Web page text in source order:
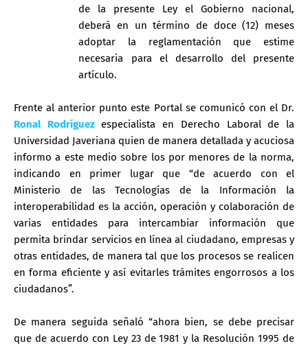
de la presente Ley el Gobierno nacional,
deberá en un término de doce (12) meses
adoptar la reglamentación que estime
necesaria para el desarrollo del presente
artículo.
Frente al anterior punto este Portal se comunicó con el Dr.
Ronal Rodríguezespecialista en Derecho Laboral de la
Universidad Javeriana quien de manera detallada y acuciosa
informo a este medio sobre los por menores de la norma,
indicando en primer lugar que “de acuerdo con el
Ministerio de las Tecnologías de la Información la
interoperabilidad es la acción, operación y colaboración de
varias entidades para intercambiar información que
permita brindar servicios en línea al ciudadano, empresas y
otras entidades, de manera tal que los procesos se realicen
en forma eficiente y así evitarles trámites engorrosos a los
ciudadanos”.
De manera seguida señaló “ahora bien, se debe precisar
que de acuerdo con Ley 23 de 1981 y la Resolución 1995 de